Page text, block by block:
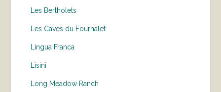
Les Bertholets
Les Caves du Fournalet
Lingua Franca
Lisini
Long Meadow Ranch